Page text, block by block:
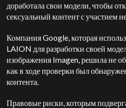
доработала свои модели, чтобы
сексуальный контент с участием
Компания Google, которая
LAION для разработки своей
изображения Imagen, решила не
как в ходе проверки был
контента.
Правовые риски, которым